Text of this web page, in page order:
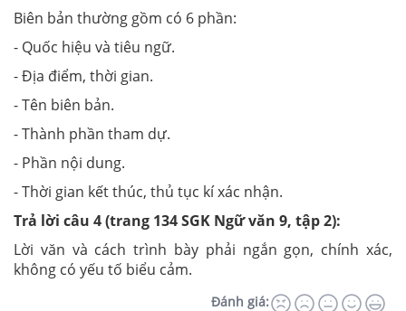
Biên bản thường gồm có 6 phần:
- Quốc hiệu và tiêu ngữ.
- Địa điểm, thời gian.
- Tên biên bản.
- Thành phần tham dự.
- Phần nội dung.
- Thời gian kết thúc, thủ tục kí xác nhận.
Trả lời câu 4 (trang 134 SGK Ngữ văn 9, tập 2):
Lời văn và cách trình bày phải ngắn gọn, chính xác,
không có yếu tố biểu cảm.
Đánh giá: